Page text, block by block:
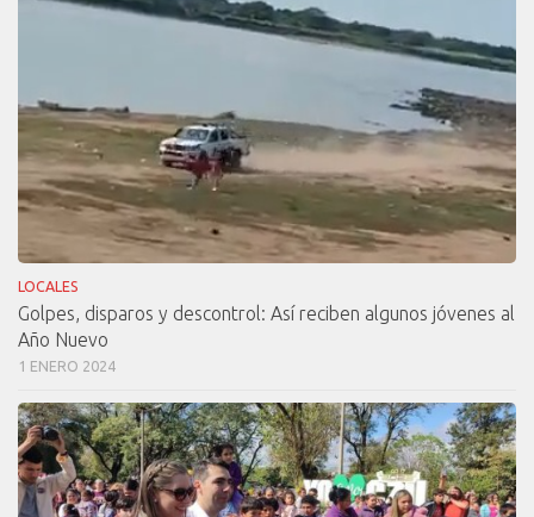
LOCALES
Golpes, disparos y descontrol: Así reciben algunos jóvenes al
Año Nuevo
1 ENERO 2024